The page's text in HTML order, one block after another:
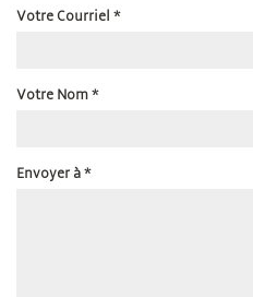
Votre Courriel *
Votre Nom*
Envoyer à*